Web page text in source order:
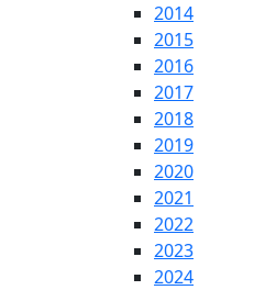
2014
2015
2016
2017
2018
2019
2020
2021
2022
2023
2024